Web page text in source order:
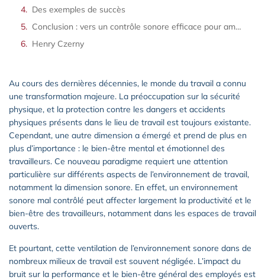
Des exemples de succès
Conclusion : vers un contrôle sonore efficace pour améliorer le bien-être au travail
Henry Czerny
Au cours des dernières décennies, le monde du travail a connu
une transformation majeure. La préoccupation sur la sécurité
physique, et la protection contre les dangers et accidents
physiques présents dans le lieu de travail est toujours existante.
Cependant, une autre dimension a émergé et prend de plus en
plus d’importance : le bien-être mental et émotionnel des
travailleurs. Ce nouveau paradigme requiert une attention
particulière sur différents aspects de l’environnement de travail,
notamment la dimension sonore. En effet, un environnement
sonore mal contrôlé peut affecter largement la productivité et le
bien-être des travailleurs, notamment dans les espaces de travail
ouverts.
Et pourtant, cette ventilation de l’environnement sonore dans de
nombreux milieux de travail est souvent négligée. L’impact du
bruit sur la performance et le bien-être général des employés est